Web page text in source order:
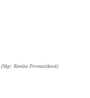
(Mgr. Renáta Provazníková)